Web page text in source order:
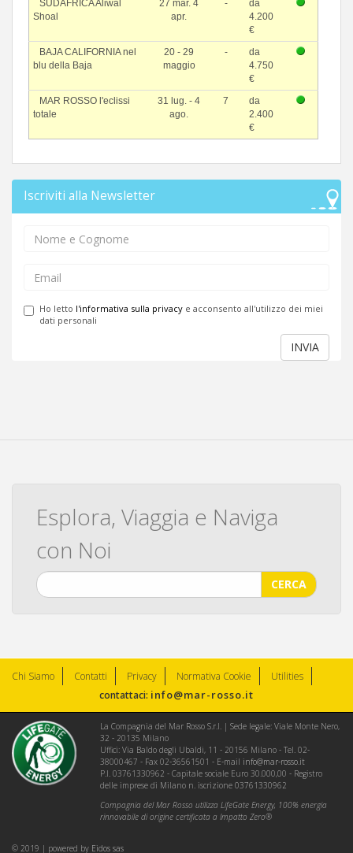
SUDAFRICA Aliwal
Shoal
27 mar. 4
apr.
-
da
4.200
€
BAJA CALIFORNIA nel
blu della Baja
20 - 29
maggio
-
da
4.750
€
MAR ROSSO l'eclissi
totale
31 lug. - 4
ago.
7
da
2.400
€
Iscriviti alla Newsletter
Ho letto l'informativa sulla privacy e acconsento all'utilizzo dei miei
dati personali
INVIA
Esplora, Viaggia e Naviga
con Noi
CERCA
Chi Siamo Contatti Privacy Normativa Cookie
Utilities
contattaci: info@mar-rosso.it
La Compagnia del Mar Rosso S.r.l. | Sede legale: Viale Monte Nero,
32 - 20135 Milano
Uffici: Via Baldo degli Ubaldi, 11 - 20156 Milano - Tel. 02-
38000467 - Fax 02-36561501 - E-mail info@mar-rosso.it
P.I. 03761330962 - Capitale sociale Euro 30.000,00 - Registro
delle imprese di Milano n. iscrizione 03761330962
Compagnia del Mar Rosso utilizza LifeGate Energy, 100% energia
rinnovabile di origine certificata a Impatto Zero®
© 2019 | powered by Eidos sas